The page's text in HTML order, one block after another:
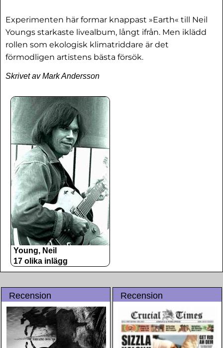
Experimenten här formar knappast »Earth« till Neil
Youngs starkaste livealbum, långt ifrån. Men iklädd
rollen som ekologisk klimatriddare är det
förmodligen artistens bästa försök.
Skrivet av Mark Andersson
Young, Neil
17 olika inlägg
Recension Recension